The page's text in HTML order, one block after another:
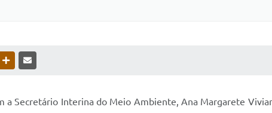
OUTRAS MÍDIAS
Secretário Interina do Meio Ambiente, Ana Margarete